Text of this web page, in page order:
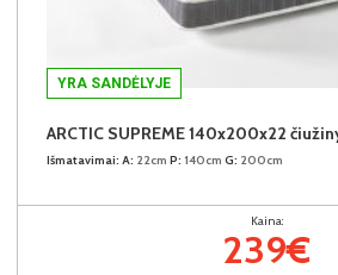
YRA SANDĖLYJE
ARCTIC SUPREME 140x200x22
Išmatavimai: A: 22cm P: 140cm G: 200cm
Kaina:
239€